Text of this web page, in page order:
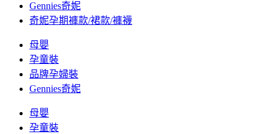
Gennies奇妮
奇妮孕期褲款/裙款/褲襪
母嬰
孕童裝
品牌孕婦裝
Gennies奇妮
母嬰
孕童裝